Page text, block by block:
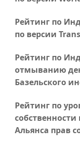
Рейтинг по
по версии
Рейтинг по
отмыванию
Базельского
Рейтинг по
Альянса прав